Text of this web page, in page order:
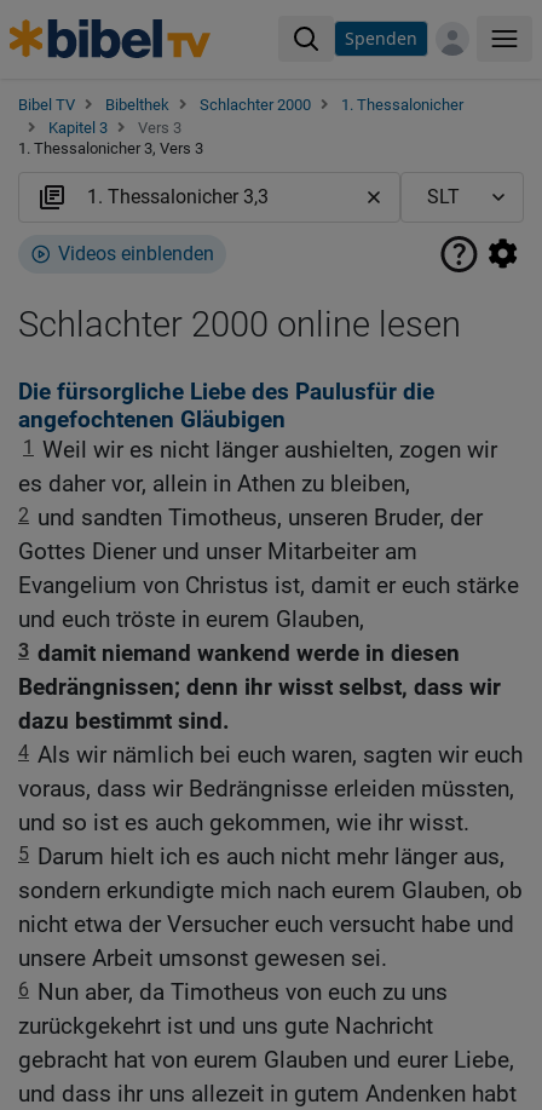
Spenden
Bibel TV Bibelthek Schlachter 2000
1. Thessalonicher
Kapitel 3
Vers 3
1. Thessalonicher 3, Vers 3
Videos einblenden
Schlachter 2000 online lesen
Die fürsorgliche Liebe des Paulusfür die
angefochtenen Gläubigen
1 Weil wir es nicht länger aushielten, zogen wir
es daher vor, allein in Athen zu bleiben,
2 und sandten Timotheus, unseren Bruder, der
Gottes Diener und unser Mitarbeiter am
Evangelium von Christus ist, damit er euch stärke
und euch tröste in eurem Glauben,
3 damit niemand wankend werde in diesen
Bedrängnissen; denn ihr wisst selbst, dass wir
dazu bestimmt sind.
4 Als wir nämlich bei euch waren, sagten wir euch
voraus, dass wir Bedrängnisse erleiden müssten,
und so ist es auch gekommen, wie ihr wisst.
5 Darum hielt ich es auch nicht mehr länger aus,
sondern erkundigte mich nach eurem Glauben, ob
nicht etwa der Versucher euch versucht habe und
unsere Arbeit umsonst gewesen sei.
6 Nun aber, da Timotheus von euch zu uns
zurückgekehrt ist und uns gute Nachricht
gebracht hat von eurem Glauben und eurer Liebe,
und dass ihr uns allezeit in gutem Andenken habt